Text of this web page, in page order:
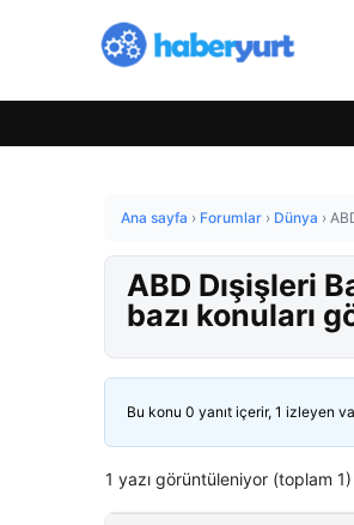
Ana sayfa › Forumlar › Dünya ›
ABD Dışişleri
bazı konuları
Bu konu 0 yanıt içerir, 1 izleyen
1 yazı görüntüleniyor (toplam 1)